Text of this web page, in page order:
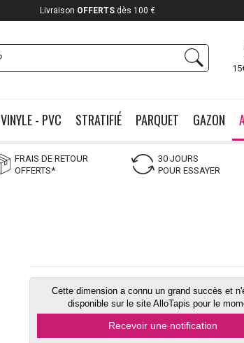
VINYLE - PVC STRATIFIÉ PARQUET GAZON
FRAIS DE RETOUR
OFFERTS*
30 JOURS
POUR ESSAYER
Cette dimension a connu un grand succès et
disponible sur le site AlloTapis pour le
Recevoir une notification
Livraison OFFERTSdès 100 €